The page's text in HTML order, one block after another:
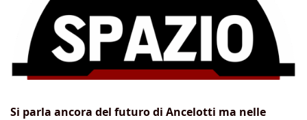
Si parla ancora del futuro di Ancelotti ma nelle